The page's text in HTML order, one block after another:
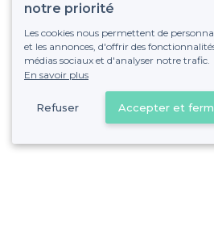
notre priorité
Les cookies nous permettent de
et les annonces, d'offrir des
médias sociaux et d'analyser notre trafic.
En savoir plus
Refuser Accepter et